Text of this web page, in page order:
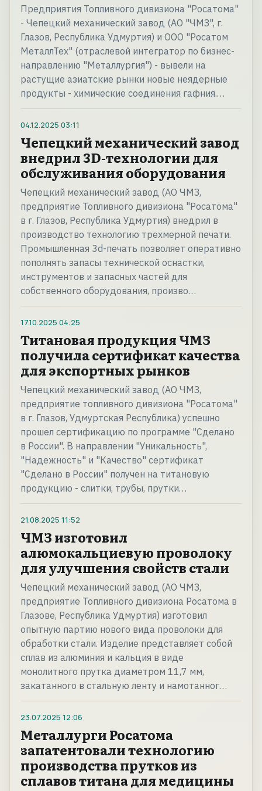
Предприятия Топливного дивизиона "Росатома"
- Чепецкий механический завод (АО "ЧМЗ", г.
Глазов, Республика Удмуртия) и ООО "Росатом
МеталлТех" (отраслевой интегратор по бизнес-
направлению "Металлургия") - вывели на
растущие азиатские рынки новые неядерные
продукты - химические соединения гафния.…
04.12.2025 03:11
Чепецкий механический завод
внедрил 3D-технологии для
обслуживания оборудования
Чепецкий механический завод (АО ЧМЗ,
предприятие Топливного дивизиона "Росатома"
в г. Глазов, Республика Удмуртия) внедрил в
производство технологию трехмерной печати.
Промышленная 3d-печать позволяет оперативно
пополнять запасы технической оснастки,
инструментов и запасных частей для
собственного оборудования, произво…
17.10.2025 04:25
Титановая продукция ЧМЗ
получила сертификат качества
для экспортных рынков
Чепецкий механический завод (АО ЧМЗ,
предприятие топливного дивизиона "Росатома"
в г. Глазов, Удмуртская Республика) успешно
прошел сертификацию по программе "Сделано
в России". В направлении "Уникальность",
"Надежность" и "Качество" сертификат
"Сделано в России" получен на титановую
продукцию - слитки, трубы, прутки…
21.08.2025 11:52
ЧМЗ изготовил
алюмокальциевую проволоку
для улучшения свойств стали
Чепецкий механический завод (АО ЧМЗ,
предприятие Топливного дивизиона Росатома в
Глазове, Республика Удмуртия) изготовил
опытную партию нового вида проволоки для
обработки стали. Изделие представляет собой
сплав из алюминия и кальция в виде
монолитного прутка диаметром 11,7 мм,
закатанного в стальную ленту и намотанног…
23.07.2025 12:06
Металлурги Росатома
запатентовали технологию
производства прутков из
сплавов титана для медицины